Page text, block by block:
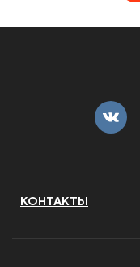
КОНТАКТЫ